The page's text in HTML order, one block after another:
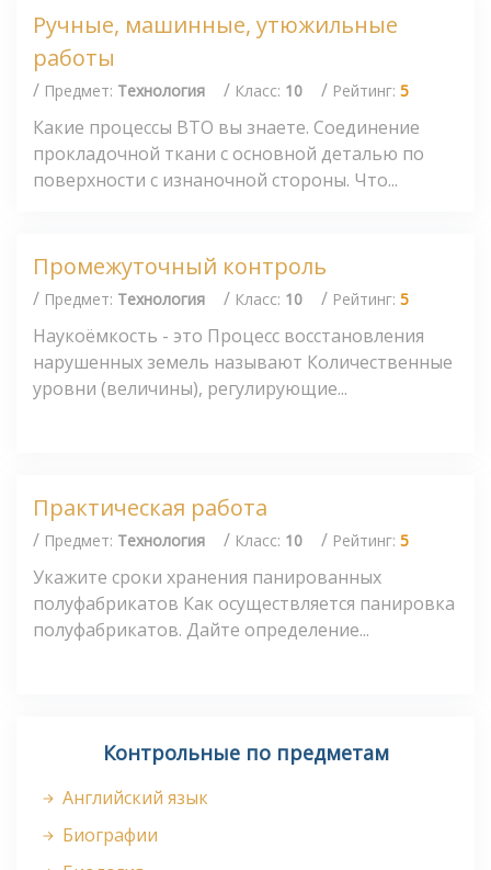
Ручные, машинные, утюжильные
работы
/ Предмет: Технология / Класс: 10 / Рейтинг: 5
Какие процессы ВТО вы знаете. Соединение
прокладочной ткани с основной деталью по
поверхности с изнаночной стороны. Что...
Промежуточный контроль
/ Предмет: Технология / Класс: 10 / Рейтинг: 5
Наукоёмкость - это Процесс восстановления
нарушенных земель называют Количественные
уровни (величины), регулирующие...
Практическая работа
/ Предмет: Технология / Класс: 10 / Рейтинг: 5
Укажите сроки хранения панированных
полуфабрикатов Как осуществляется панировка
полуфабрикатов. Дайте определение...
Контрольные по предметам
Английский язык
Биографии